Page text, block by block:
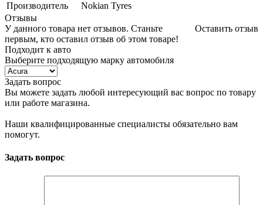
Производитель
Nokian Tyres
Отзывы
Оставить отзыв
У данного товара нет отзывов. Станьте
первым, кто оставил отзыв об этом товаре!
Подходит к авто
Выберите подходящую марку автомобиля
Задать вопрос
Вы можете задать любой интересующий вас вопрос по товару
или работе магазина.
Наши квалифицированные специалисты обязательно вам
помогут.
Задать вопрос